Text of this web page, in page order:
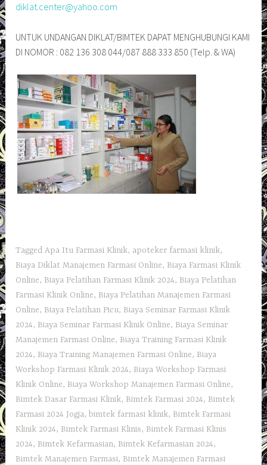
diklat.center@yahoo.com
UNTUK UNDANGAN DIKLAT/BIMTEK DAPAT MENGHUBUNGI KAMI
DI NOMOR : 082 136 308 044/087 888 333 850 (Telp. & WA)
TaggedApa Itu Farmasi Klinik, apoteker farmasi klinik,
Biaya Diklat Manajemen Farmasi Online, Biaya Farmasi Klinik
Online, Biaya Pelatihan Farmasi Klinik 2024, Biaya Pelatihan
Farmasi Klinik Online, Biaya Pelatihan Manajemen Farmasi
Online, Biaya Pelatihan Picu, Biaya Seminar Farmasi Klinik
2024, Biaya Seminar Farmasi Klinik Online, Biaya Seminar
Manajemen Farmasi Online, Biaya Training Farmasi Klinik
2024, Biaya Training Manajemen Farmasi Online, Biaya
Workshop Farmasi Klinik 2024, Biaya Workshop Farmasi
Klinik Online, Biaya Workshop Manajemen Farmasi Online,
Bimtek Dasar Farmasi Klinik, Bimtek Farmasi 2024, Bimtek
Farmasi 2024 Jogja, bimtek farmasi klinik, Bimtek Farmasi
Klinik 2024, Bimtek Farmasi Klinis, Bimtek Farmasi Klinis
2024, Bimtek Kefarmasian, Bimtek Kefarmasian 2024,
Bimtek Manajemen Farmasi, Bimtek Manajemen Farmasi